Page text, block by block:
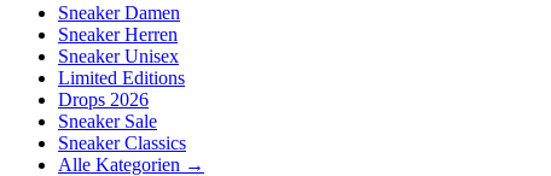
Sneaker Damen
Sneaker Herren
Sneaker Unisex
Limited Editions
Drops 2026
Sneaker Sale
Sneaker Classics
Alle Kategorien →